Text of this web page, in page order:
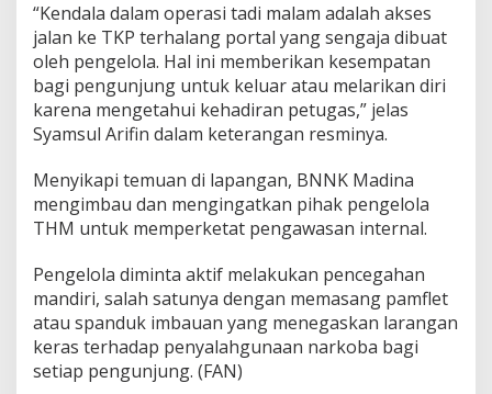
“Kendala dalam operasi tadi malam adalah akses
jalan ke TKP terhalang portal yang sengaja dibuat
oleh pengelola. Hal ini memberikan kesempatan
bagi pengunjung untuk keluar atau melarikan diri
karena mengetahui kehadiran petugas,” jelas
Syamsul Arifin dalam keterangan resminya.
Menyikapi temuan di lapangan, BNNK Madina
mengimbau dan mengingatkan pihak pengelola
THM untuk memperketat pengawasan internal.
Pengelola diminta aktif melakukan pencegahan
mandiri, salah satunya dengan memasang pamflet
atau spanduk imbauan yang menegaskan larangan
keras terhadap penyalahgunaan narkoba bagi
setiap pengunjung. (FAN)